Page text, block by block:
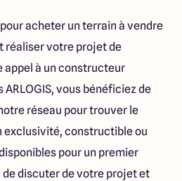
acheter un terrain à vendre
réaliser votre projet de
à un constructeur
vous bénéficiez de
réseau pour trouver le
exclusivité, constructible ou
pour un premier
discuter de votre projet et